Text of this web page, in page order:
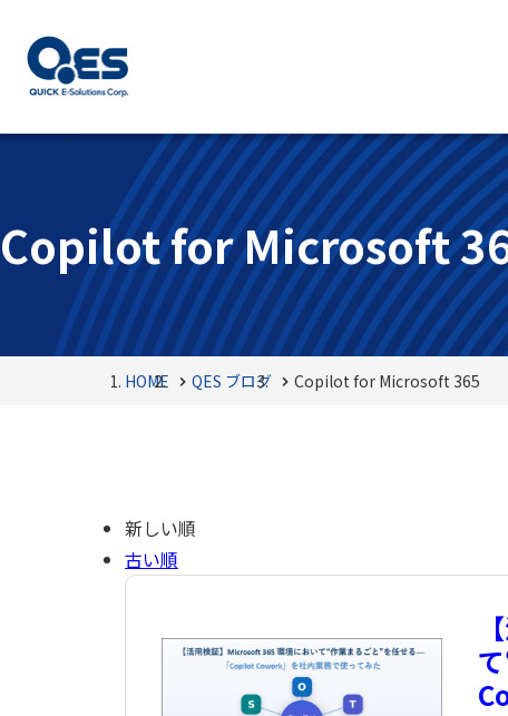
Copilot for Microsoft
HOME QES ブログ Copilot for Microsoft 365
新しい順
古い順